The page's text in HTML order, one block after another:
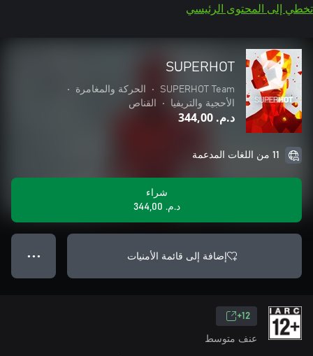
تخطي إلى المحتوى الرئيسي
SUPERHOT
SUPERHOT Team
• الحركة والمغامرة
•
الأحجية والتريفيا
• القناص
د.م.‏ 344,00
11 من اللغات المدعمة
شراء
د.م.‏ 344,00
إضافة إلى قائمة الأمنيات ● ● ●
12+
عنف متوسط